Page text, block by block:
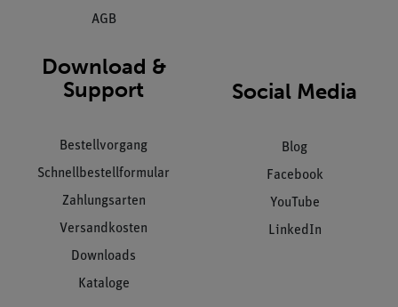
AGB
Download &
Support
Bestellvorgang
Schnellbestellformular
Zahlungsarten
Versandkosten
Downloads
Kataloge
Social Media
Blog
Facebook
YouTube
LinkedIn